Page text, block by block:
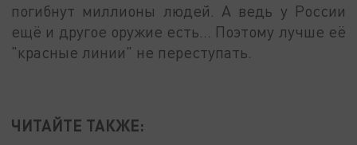
погибнут миллионы людей. А ведь у России
ещё и другое оружие есть... Поэтому лучше её
"красные линии" не переступать.
ЧИТАЙТЕ ТАКЖЕ: